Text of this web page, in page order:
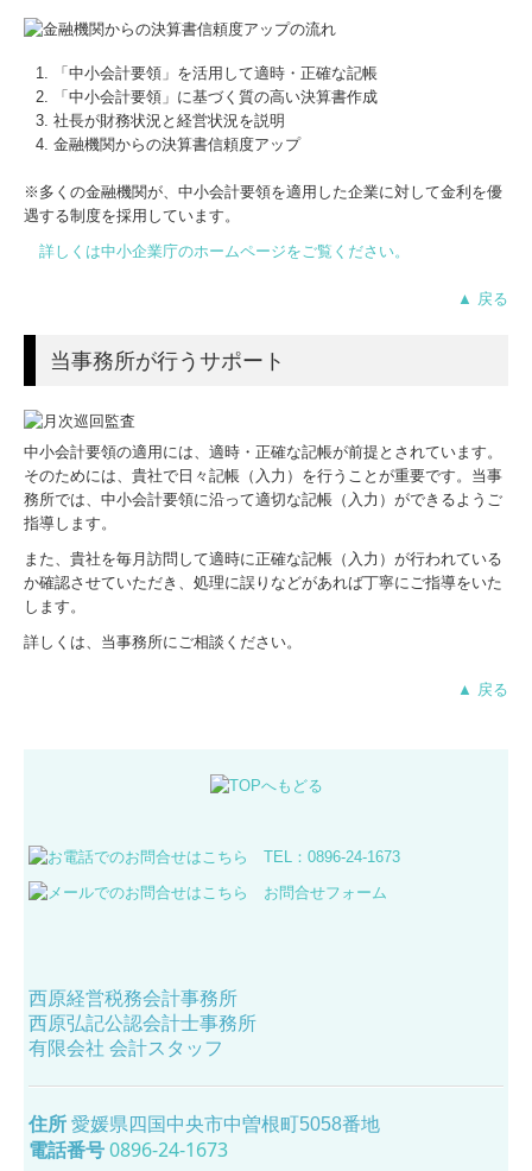
「中小会計要領」を活用して適時・正確な記帳
「中小会計要領」に基づく質の高い決算書作成
社長が財務状況と経営状況を説明
金融機関からの決算書信頼度アップ
※多くの金融機関が、中小会計要領を適用した企業に対して金利を優
遇する制度を採用しています。
詳しくは中小企業庁のホームページをご覧ください。
▲ 戻る
当事務所が行うサポート
中小会計要領の適用には、適時・正確な記帳が前提とされています。
そのためには、貴社で日々記帳（入力）を行うことが重要です。当事
務所では、中小会計要領に沿って適切な記帳（入力）ができるようご
指導します。
また、貴社を毎月訪問して適時に正確な記帳（入力）が行われている
か確認させていただき、処理に誤りなどがあれば丁寧にご指導をいた
します。
詳しくは、当事務所にご相談ください。
▲ 戻る
西原経営税務会計事務所
西原弘記公認会計士事務所
有限会社 会計スタッフ
住所 愛媛県四国中央市中曽根町5058番地
電話番号0896-24-1673